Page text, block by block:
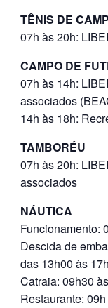
TÊNIS DE
07h às 20h:
CAMPO DE
07h às 14h:
associados
14h às 18h:
TAMBORÉU
07h às 20h:
associados
NÁUTICA
Funcionamento:
Descida de
das 13h00 às
Catraia: 09h30
Restaurante: